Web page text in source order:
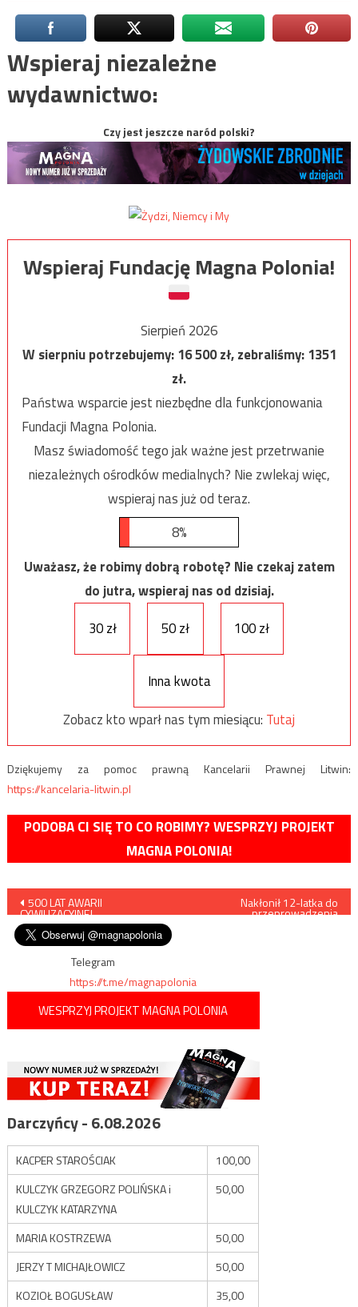
Wspieraj niezależne
wydawnictwo:
Czy jest jeszcze naród polski?
Wspieraj Fundację Magna Polonia!
Sierpień 2026
W sierpniu potrzebujemy:16 500zł, zebraliśmy:1351
zł.
Państwa wsparcie jest niezbędne dla funkcjonowania
Fundacji Magna Polonia.
Masz świadomość tego jak ważne jest przetrwanie
niezależnych ośrodków medialnych? Nie zwlekaj więc,
wspieraj nas już od teraz.
8%
Uważasz, że robimy dobrą robotę? Nie czekaj zatem
do jutra, wspieraj nas od dzisiaj.
30 zł
50 zł 100 zł
Inna kwota
Zobacz kto wparł nas tym miesiącu: Tutaj
Dziękujemy za pomoc prawną Kancelarii Prawnej Litwin:
https://kancelaria-litwin.pl
PODOBA CI SIĘ TO CO ROBIMY? WESPRZYJ PROJEKT
MAGNA POLONIA!
Nawigacja
wpisu
500 LAT AWARII
CYWILIZACYJNEJ
Nakłonił 12-latka do
przeprowadzenia
Telegram
https://t.me/magnapolonia
WESPRZYJ PROJEKT MAGNA POLONIA
Darczyńcy - 6.08.2026
KACPER STAROŚCIAK
100,00
KULCZYK GRZEGORZ POLIŃSKA i
KULCZYK KATARZYNA
50,00
MARIA KOSTRZEWA
50,00
JERZY T MICHAJŁOWICZ
50,00
KOZIOŁ BOGUSŁAW
35,00